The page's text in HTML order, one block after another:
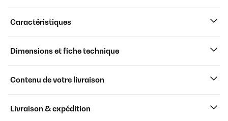
Caractéristiques
Dimensions et fiche technique
Contenu de votre livraison
Livraison & expédition